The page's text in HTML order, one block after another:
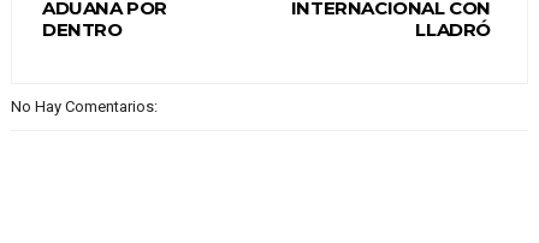
INTERNACIONAL CON
LLADRÓ
ADUANA POR
DENTRO
No Hay Comentarios: